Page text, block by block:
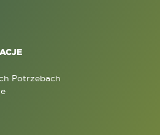
Potrzebach